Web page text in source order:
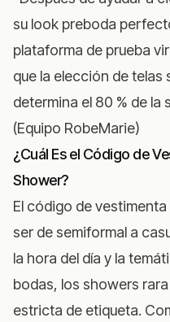
su look preboda
plataforma de prueba
que la elección de telas
determina el 80 % de
(Equipo RobeMarie)
¿Cuál Es el Código de
Shower?
El código de
ser de semiformal a
la hora del día y la
bodas, los showers
estricta de etiqueta.